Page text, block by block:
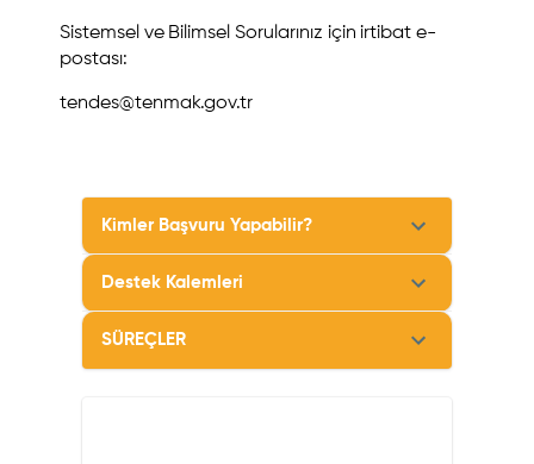
Sistemsel ve Bilimsel Sorularınız için irtibat e-
postası:
tendes@tenmak.gov.tr
Kimler Başvuru Yapabilir?
Destek Kalemleri
SÜREÇLER